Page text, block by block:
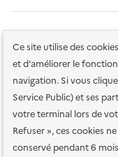
Ce site utilise des
et d'améliorer le
navigation. Si vous
Service Public) et ses
votre terminal lors de
Refuser », ces cookies
conservé pendant 6
Plan du site Accessibilité
services en ligne